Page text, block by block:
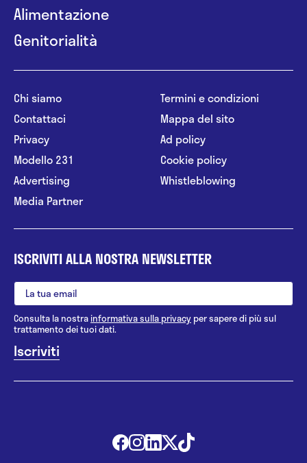
Alimentazione
Genitorialità
Chi siamo
Contattaci
Privacy
Modello 231
Advertising
Media Partner
Termini e condizioni
Mappa del sito
Ad policy
Cookie policy
Whistleblowing
ISCRIVITI ALLA NOSTRA NEWSLETTER
Consulta la nostrainformativa sulla privacy per sapere di più sul
trattamento dei tuoi dati.